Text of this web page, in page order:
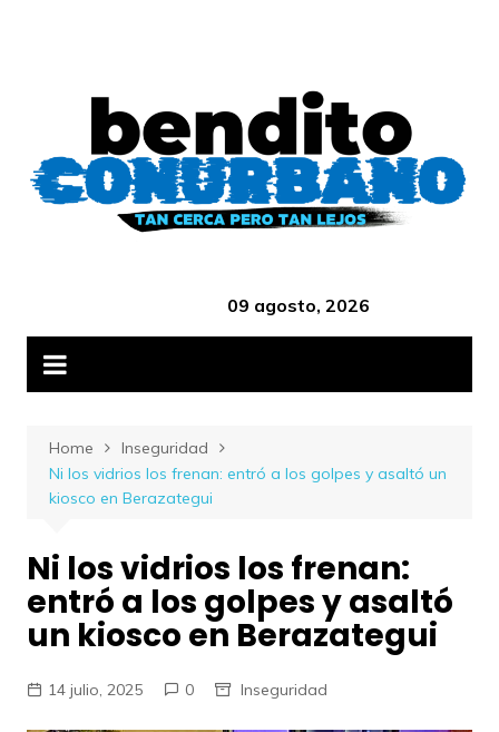
09 agosto, 2026
Home
Inseguridad
Ni los vidrios los frenan: entró a los golpes y asaltó un
kiosco en Berazategui
Ni los vidrios los frenan:
entró a los golpes y asaltó
un kiosco en Berazategui
14 julio, 2025 0 Inseguridad